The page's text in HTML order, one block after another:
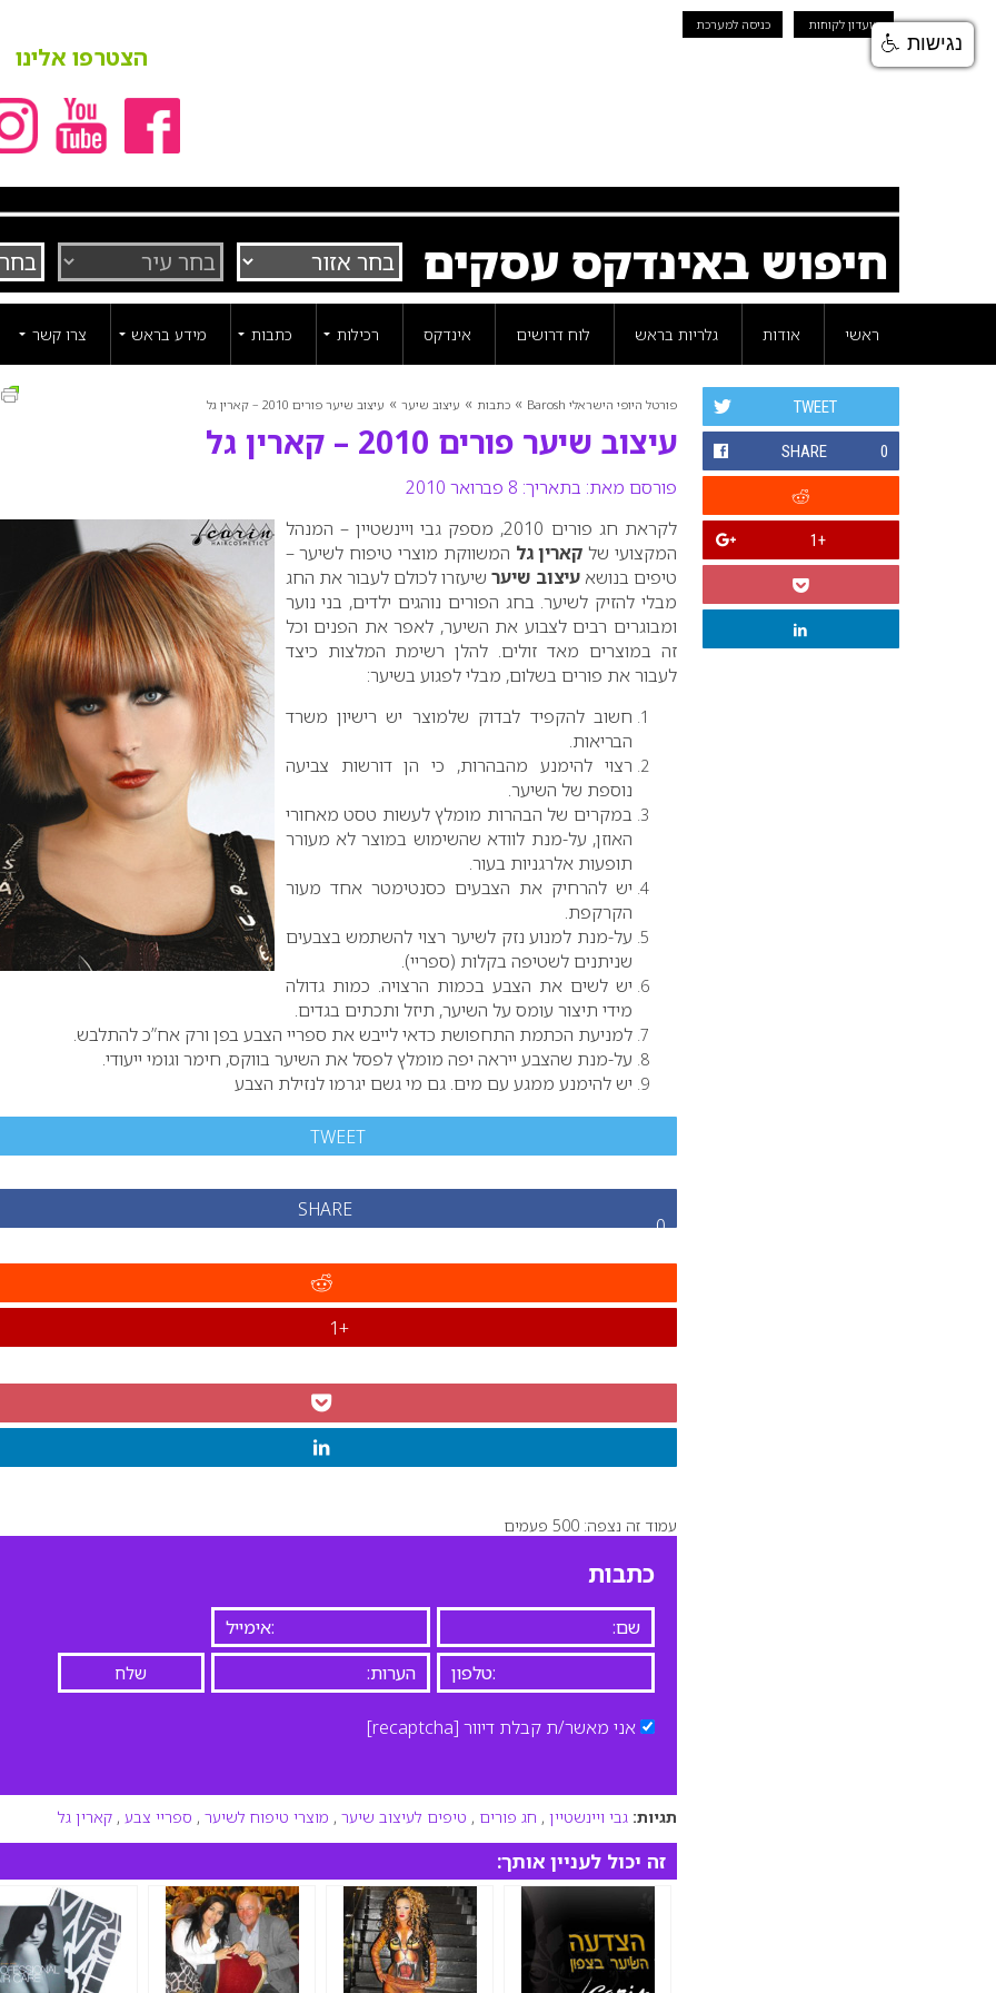
מועדון לקוחות כניסה למערכת
הצטרפו אלינו
חיפוש באינדקס עסקים
ראשי אודות גלריות בראש לוח דרושים אינדקס רכילות כתבות מידע בראש צרו קשר
פורטל היופי הישראלי Barosh » כתבות » עיצוב שיער » עיצוב שיער פורים 2010 – קארין גל
עיצוב שיער פורים 2010 – קארין גל
פורסם מאת: בתאריך: 8 פברואר 2010
TWEET
SHARE 0
+1
לקראת חג פורים 2010, מספק גבי ויינשטיין – המנהל
המקצועי של קארין גל המשווקת מוצרי טיפוח לשיער –
טיפים בנושאעיצוב שיערשיעזרו לכולם לעבור את החג
מבלי להזיק לשיער. בחג הפורים נוהגים ילדים, בני נוער
ומבוגרים רבים לצבוע את השיער, לאפר את הפנים וכל
זה במוצרים מאד זולים. להלן רשימת המלצות כיצד
לעבור את פורים בשלום, מבלי לפגוע בשיער:
חשוב להקפיד לבדוק שלמוצר יש רישיון משרד
הבריאות.
רצוי להימנע מהבהרות, כי הן דורשות צביעה
נוספת של השיער.
במקרים של הבהרות מומלץ לעשות טסט מאחורי
האוזן, על-מנת לוודא שהשימוש במוצר לא מעורר
תופעות אלרגניות בעור.
יש להרחיק את הצבעים כסנטימטר אחד מעור
הקרקפת.
על-מנת למנוע נזק לשיער רצוי להשתמש בצבעים
שניתנים לשטיפה בקלות (ספריי).
יש לשים את הצבע בכמות הרצויה. כמות גדולה
מידי תיצור עומס על השיער, תיזל ותכתים בגדים.
למניעת הכתמת התחפושת כדאי לייבש את ספריי הצבע בפן ורק אח”כ להתלבש.
על-מנת שהצבע ייראה יפה מומלץ לפסל את השיער בווקס, חימר וגומי ייעודי.
יש להימנע ממגע עם מים. גם מי גשם יגרמו לנזילת הצבע
TWEET
SHARE
0
+1
עמוד זה נצפה: 500 פעמים
כתבות
אני מאשר/ת קבלת דיוור [recaptcha]
תגיות: גבי ויינשטיין , חג פורים , טיפים לעיצוב שיער , מוצרי טיפוח לשיער , ספריי צבע , קארין גל
זה יכול לעניין אותך:
נגישות